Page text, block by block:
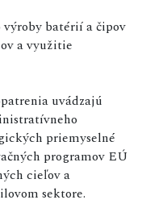
batérií a čipov
a využitie
uvádzajú
priemyselné
programov EÚ
cieľov a
sektore.